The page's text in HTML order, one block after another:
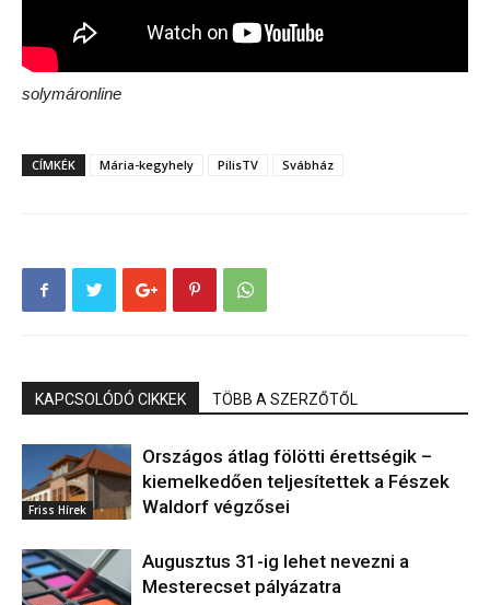
solymáronline
CÍMKÉK Mária-kegyhely PilisTV Svábház
KAPCSOLÓDÓ CIKKEK TÖBB A SZERZŐTŐL
Friss Hírek
Országos átlag fölötti érettségik –
kiemelkedően teljesítettek a Fészek
Waldorf végzősei
Augusztus 31-ig lehet nevezni a
Mesterecset pályázatra